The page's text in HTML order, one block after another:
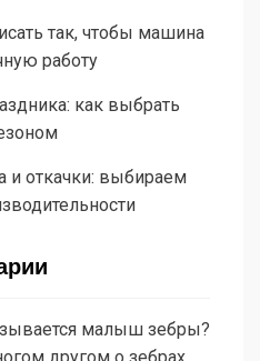
так, чтобы машина
работу
как выбрать
и откачки: выбираем
малыш зебры?
другом о зебрах